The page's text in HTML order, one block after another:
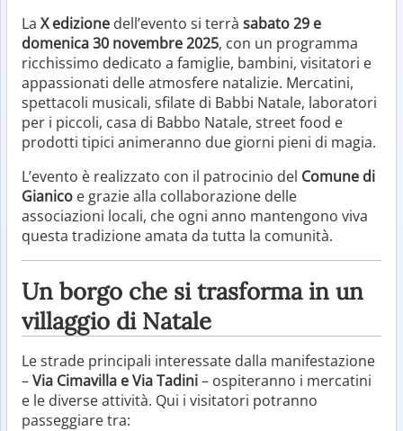
La X edizione dell’evento si terrà sabato 29 e
domenica 30 novembre 2025, con un programma
ricchissimo dedicato a famiglie, bambini, visitatori e
appassionati delle atmosfere natalizie. Mercatini,
spettacoli musicali, sfilate di Babbi Natale, laboratori
per i piccoli, casa di Babbo Natale, street food e
prodotti tipici animeranno due giorni pieni di magia.
L’evento è realizzato con il patrocinio del Comune di
Gianico e grazie alla collaborazione delle
associazioni locali, che ogni anno mantengono viva
questa tradizione amata da tutta la comunità.
Un borgo che si trasforma in un
villaggio di Natale
Le strade principali interessate dalla manifestazione
–Via Cimavilla e Via Tadini– ospiteranno i mercatini
e le diverse attività. Qui i visitatori potranno
passeggiare tra: